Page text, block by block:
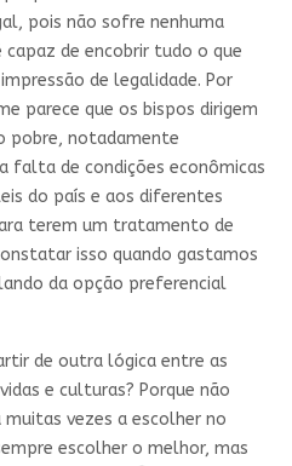
pois não sofre nenhuma
capaz de encobrir tudo o que
de legalidade. Por
parece que os bispos dirigem
pobre, notadamente
falta de condições econômicas
do país e aos diferentes
terem um tratamento de
isso quando gastamos
da opção preferencial
de outra lógica entre as
e culturas? Porque não
muitas vezes a escolher no
escolher o melhor, mas